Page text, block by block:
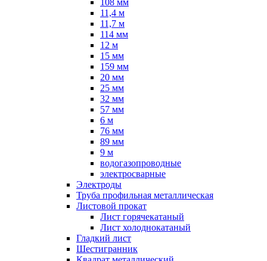
108 мм
11,4 м
11,7 м
114 мм
12 м
15 мм
159 мм
20 мм
25 мм
32 мм
57 мм
6 м
76 мм
89 мм
9 м
водогазопроводные
электросварные
Электроды
Труба профильная металлическая
Листовой прокат
Лист горячекатаный
Лист холоднокатаный
Гладкий лист
Шестигранник